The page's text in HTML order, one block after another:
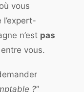
vous
n’est pas
vous.
?”